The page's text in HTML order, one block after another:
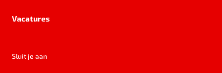
Vacatures
Sluit je aan